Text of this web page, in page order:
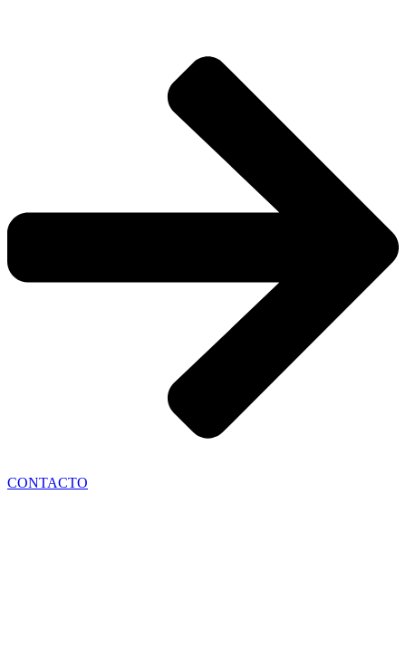
CONTACTO